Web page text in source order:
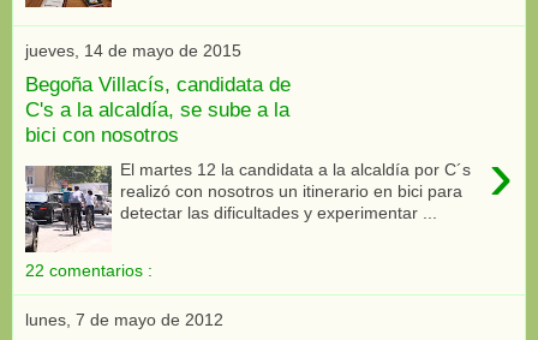
jueves, 14 de mayo de 2015
Begoña Villacís, candidata de
C's a la alcaldía, se sube a la
bici con nosotros
›
El martes 12 la candidata a la alcaldía por C´s
realizó con nosotros un itinerario en bici para
detectar las dificultades y experimentar ...
22 comentarios :
lunes, 7 de mayo de 2012